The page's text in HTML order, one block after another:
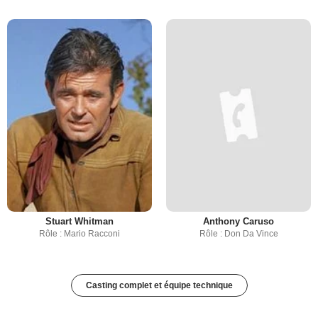
Stuart Whitman
Rôle : Mario Racconi
Anthony Caruso
Rôle : Don Da Vince
Casting complet et équipe technique